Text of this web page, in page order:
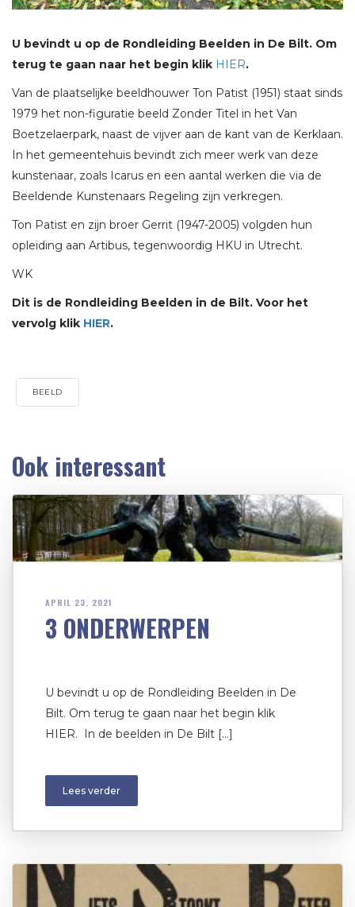
U bevindt u op de Rondleiding Beelden in De Bilt. Om
terug te gaan naar het begin klik HIER.
Van de plaatselijke beeldhouwer Ton Patist (1951) staat sinds
1979 het non-figuratie beeld Zonder Titel in het Van
Boetzelaerpark, naast de vijver aan de kant van de Kerklaan.
In het gemeentehuis bevindt zich meer werk van deze
kunstenaar, zoals Icarus en een aantal werken die via de
Beeldende Kunstenaars Regeling zijn verkregen.
Ton Patist en zijn broer Gerrit (1947-2005) volgden hun
opleiding aan Artibus, tegenwoordig HKU in Utrecht.
WK
Dit is de Rondleiding Beelden in de Bilt. Voor het
vervolg klik HIER.
BEELD
Ook interessant
APRIL 23, 2021
3 ONDERWERPEN
U bevindt u op de Rondleiding Beelden in De
Bilt. Om terug te gaan naar het begin klik
HIER. In de beelden in De Bilt […]
Lees verder